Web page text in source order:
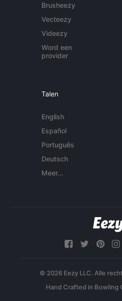
Brusheezy
Vecteezy
Videezy
Word een
provider
Talen
English
Español
Português
Deutsch
Meer...
© 2026 Eezy LLC. Alle